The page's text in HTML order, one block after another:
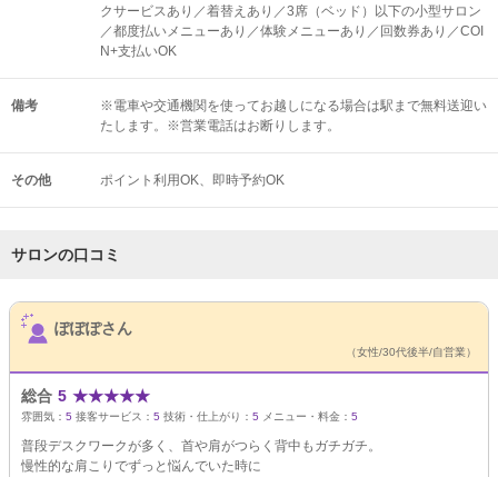
クサービスあり／着替えあり／3席（ベッド）以下の小型サロン
／都度払いメニューあり／体験メニューあり／回数券あり／COI
N+支払いOK
備考
※電車や交通機関を使ってお越しになる場合は駅まで無料送迎い
たします。※営業電話はお断りします。
その他 ポイント利用OK 即時予約OK
サロンの口コミ
サロンPick Up
ぽぽぽさん
（女性/30代後半/自営業）
総合 5 ★★★★★
雰囲気： 5 接客サービス： 5 技術・仕上がり： 5 メニュー・料金： 5
普段デスクワークが多く、首や肩がつらく背中もガチガチ。
慢性的な肩こりでずっと悩んでいた時に